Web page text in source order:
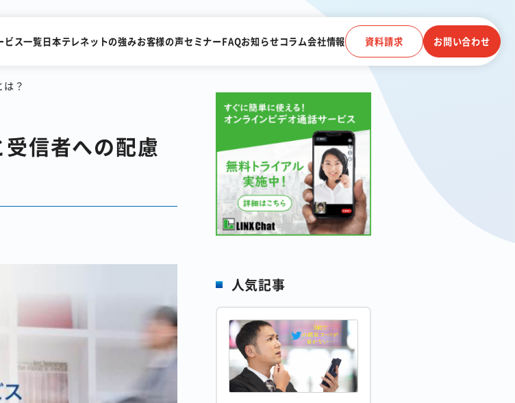
ビス一覧日本テレネットの強みお客様の声セミナーFAQお知らせコラム会社情報 資料請求 お問い合わせ
送るだけで
電子帳簿保存法に対応
クラウドストレージ
電話連動
？
信者への配慮
人気記事